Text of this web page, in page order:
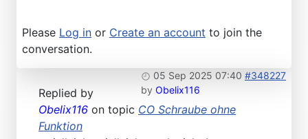
Please Log in or Create an account to join the
conversation.
05 Sep 2025 07:40 #348227
by Obelix116
Replied by
Obelix116 on topic CO Schraube ohne
Funktion